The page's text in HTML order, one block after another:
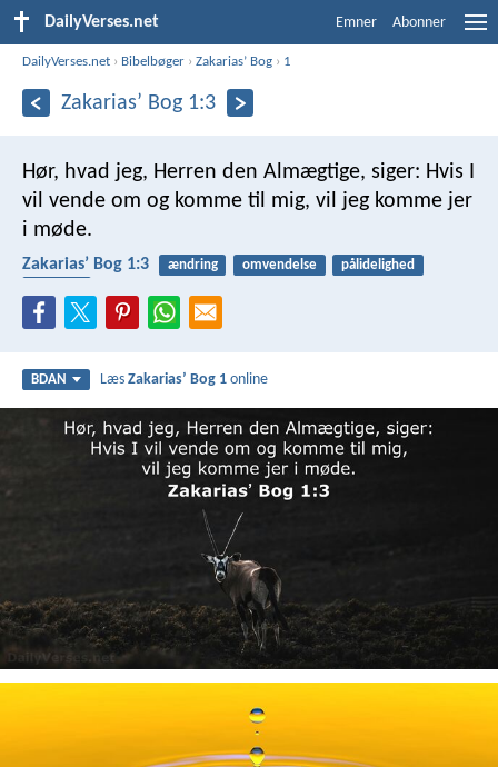
DailyVerses.net Emner Abonner
DailyVerses.net › Bibelbøger ›Zakariasʼ Bog › 1
Zakariasʼ Bog 1:3
Hør, hvad jeg, Herren den Almægtige, siger: Hvis I
vil vende om og komme til mig, vil jeg komme jer
i møde.
Zakariasʼ Bog 1:3 ændring omvendelse
pålidelighed
BDAN LæsZakariasʼ Bog 1 online